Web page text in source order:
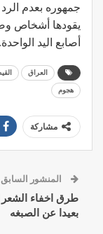
جمهوره بعدم الرد
يقودها أشخاص
أصابع اليد الواحدة.
العراق
هجوم
مشاركة
المنشور السابق
طرق اخفاء الشعر
بعيدا عن الصبغه